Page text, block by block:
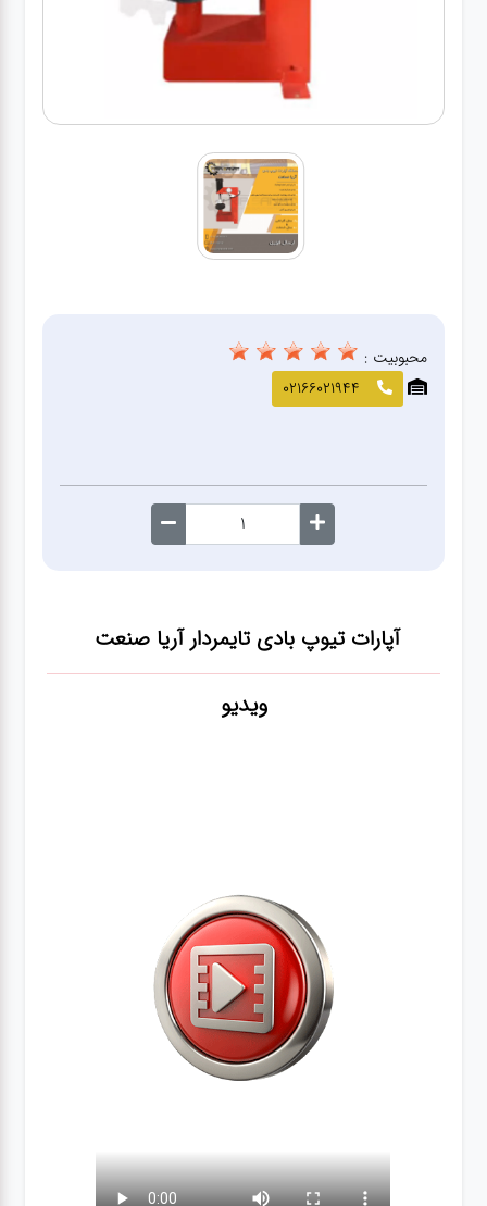
دیاگ
لوازم
معاینه
آپارات تیوپ بادی تایمردار آریا صنعت
ویدیو
محبوبیت :
02166021944